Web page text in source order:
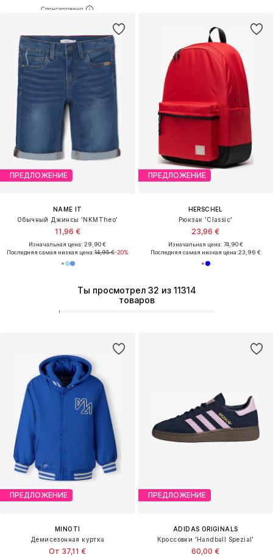
ПРЕДЛОЖЕНИЕ
NAME IT
Обычный Джинсы 'NKMTheo'
11,96 €
Изначальная цена: 29,90 €
Последняя самая низкая цена:14,95 €-20%
ПРЕДЛОЖЕНИЕ
HERSCHEL
Рюкзак 'Classic'
23,96 €
Изначальная цена: 74,90 €
Последняя самая низкая цена:23,96 €
ПРЕДЛОЖЕНИЕ
MINOTI
Демисезонная куртка
От 37,11 €
ПРЕДЛОЖЕНИЕ
ADIDAS ORIGINALS
Кроссовки 'Handball Spezial'
60,00 €
Ты просмотрел 32 из 11314
товаров